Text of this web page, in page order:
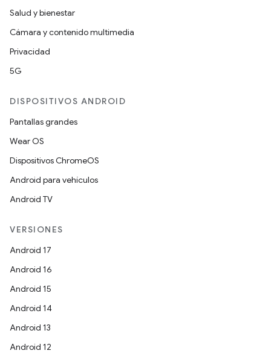
Salud y bienestar
Cámara y contenido multimedia
Privacidad
5G
DISPOSITIVOS ANDROID
Pantallas grandes
Wear OS
Dispositivos ChromeOS
Android para vehículos
Android TV
VERSIONES
Android 17
Android 16
Android 15
Android 14
Android 13
Android 12